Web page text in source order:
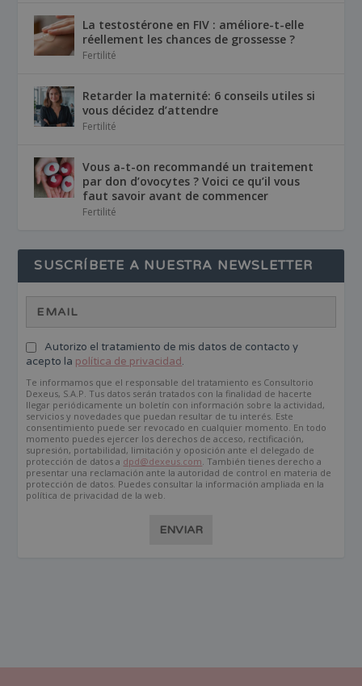
La testostérone en FIV : améliore-t-elle
réellement les chances de grossesse ?
Fertilité
Retarder la maternité: 6 conseils utiles si
vous décidez d’attendre
Fertilité
Vous a-t-on recommandé un traitement
par don d’ovocytes ? Voici ce qu’il vous
faut savoir avant de commencer
Fertilité
SUSCRÍBETE A NUESTRA NEWSLETTER
Autorizo el tratamiento de mis datos de contacto y
acepto la política de privacidad.
Te informamos que el responsable del tratamiento es Consultorio
Dexeus, S.A.P. Tus datos serán tratados con la finalidad de hacerte
llegar periódicamente un boletín con información sobre la actividad,
servicios y novedades que puedan resultar de tu interés. Este
consentimiento puede ser revocado en cualquier momento. En todo
momento puedes ejercer los derechos de acceso, rectificación,
supresión, portabilidad, limitación y oposición ante el delegado de
protección de datos a dpd@dexeus.com . También tienes derecho a
presentar una reclamación ante la autoridad de control en materia de
protección de datos. Puedes consultar la información ampliada en la
política de privacidad de la web.
ENVIAR